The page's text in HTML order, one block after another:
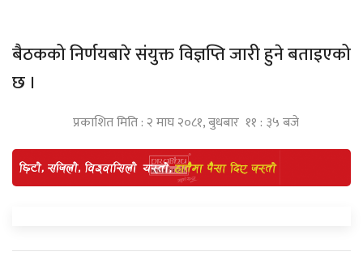
बैठकको निर्णयबारे संयुक्त विज्ञप्ति जारी हुने बताइएको
छ ।
प्रकाशित मिति : २ माघ २०८१, बुधबार ११ : ३५ बजे